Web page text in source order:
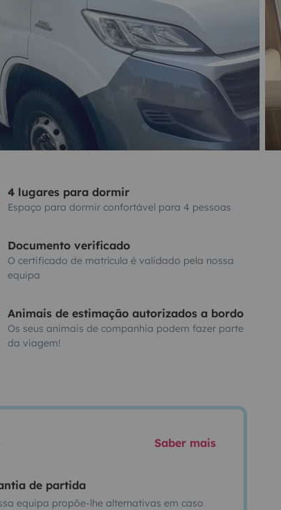
4 lugares para dormir
Espaço para dormir confortável para 4 pessoas
Documento verificado
O certificado de matrícula é validado pela nossa
equipa
Animais de estimação autorizados a bordo
Os seus animais de companhia podem fazer parte
da viagem!
Saber mais
de partida
equipa propõe-lhe alternativas em caso